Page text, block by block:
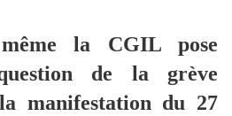
la CGIL pose
de la grève
manifestation du 27